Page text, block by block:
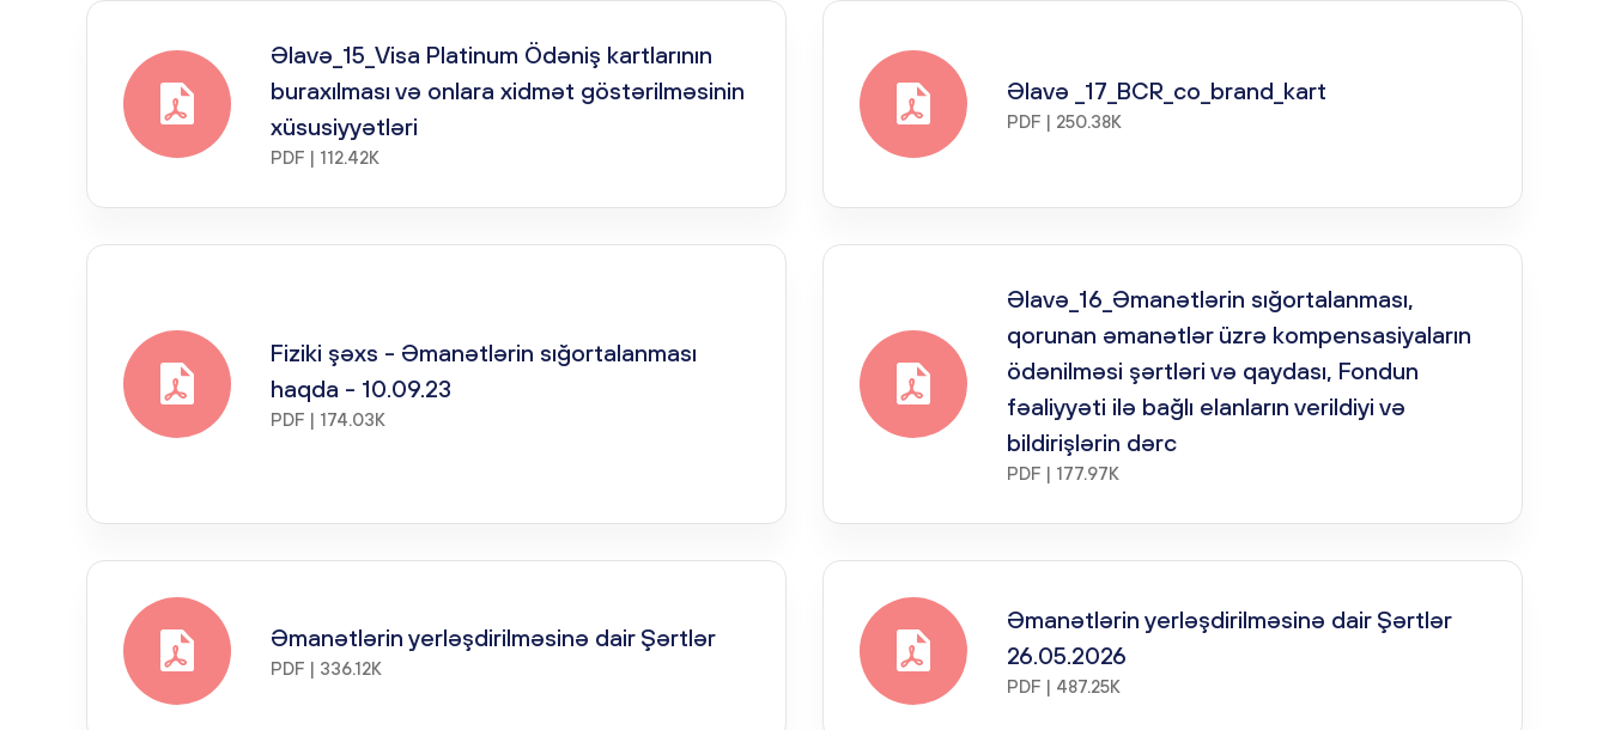
Əlavə_15_Visa Platinum Ödəniş kartlarının
buraxılması və onlara xidmət göstərilməsinin
xüsusiyyətləri
PDF | 112.42K
Əlavə _17_BCR_co_brand_kart
PDF | 250.38K
Fiziki şəxs - Əmanətlərin sığortalanması
haqda - 10.09.23
PDF | 174.03K
Əlavə_16_Əmanətlərin sığortalanması,
qorunan əmanətlər üzrə kompensasiyaların
ödənilməsi şərtləri və qaydası, Fondun
fəaliyyəti ilə bağlı elanların verildiyi və
bildirişlərin dərc
PDF | 177.97K
Əmanətlərin yerləşdirilməsinə dair Şərtlər
PDF | 336.12K
Əmanətlərin yerləşdirilməsinə dair Şərtlər
26.05.2026
PDF | 487.25K